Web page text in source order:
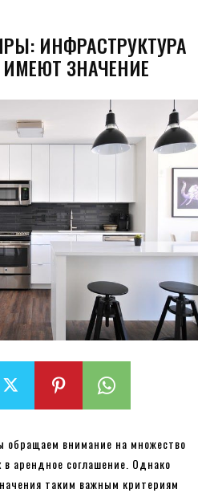
ИНФРАСТРУКТУРА
ЗНАЧЕНИЕ
внимание на множество
арендное соглашение. Однако
таким важным критериям